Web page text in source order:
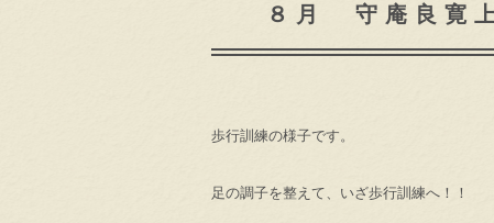
８月 守庵良寛
歩行訓練の様子です。
足の調子を整えて、いざ歩行訓練へ！！